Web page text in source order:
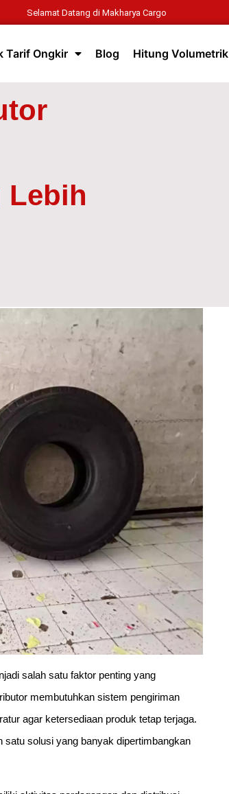
Selamat Datang di Makharya Cargo
Tarif Ongkir Blog Hitung Volumetrik
Lebih
salah satu faktor penting yang
membutuhkan sistem pengiriman
agar ketersediaan produk tetap terjaga.
solusi yang banyak dipertimbangkan